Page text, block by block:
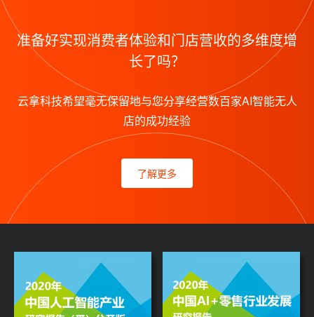
准备好实现消费者体验和门店营收的多维度增
长了吗？
云拿科技希望毫无保留地与您分享经营数百家AI智能无人
店的成功经验
了解更多